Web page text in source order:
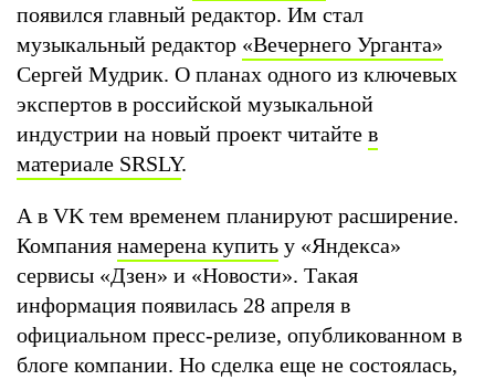
появился главный редактор. Им стал
музыкальный редактор «Вечернего Урганта»
Сергей Мудрик. О планах одного из ключевых
экспертов в российской музыкальной
индустрии на новый проект читайте в
материале SRSLY.
А в VK тем временем планируют расширение.
Компания намерена купить у «Яндекса»
сервисы «Дзен» и «Новости». Такая
информация появилась 28 апреля в
официальном пресс-релизе, опубликованном в
блоге компании. Но сделка еще не состоялась,